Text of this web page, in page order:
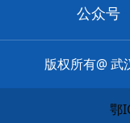
公众号
版权所有@ 武
鄂